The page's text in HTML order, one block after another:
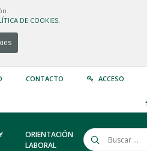
DE COOKIES.
CONTACTO ACCESO
ORIENTACIÓN
LABORAL